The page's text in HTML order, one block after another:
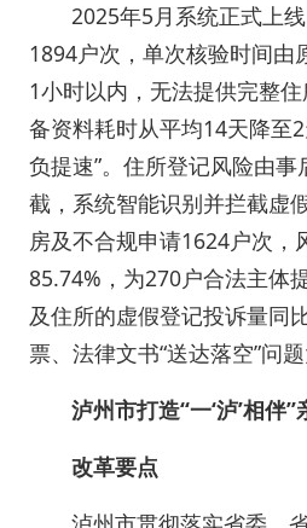
2025年5月系统正式上
1894户次，单次核验时间由
1小时以内，无法提供完整
备资料耗时从平均14天降至
负提速”。住所登记风险由
截，系统智能识别并拦截虚
房及不合规申请1624户次，
85.74%，为270户合法主体
及住所的虚假登记投诉量同
票、法律文书“送达落空”问题
泸州市打造“一‘泸’相伴
改革要点